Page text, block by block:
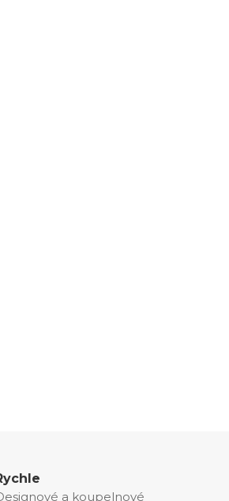
a koupelnové